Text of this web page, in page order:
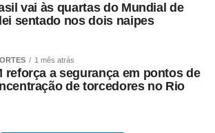
vai às quartas do Mundial de
sentado nos dois naipes
1 mês atrás
reforça a segurança em pontos de
de torcedores no Rio